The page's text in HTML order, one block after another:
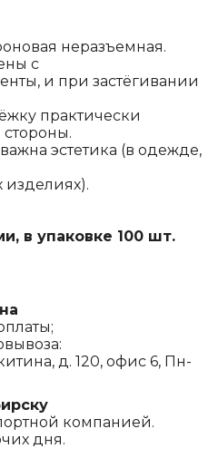
неразъемная.
с
и при застёгивании
практически
эстетика (в одежде,
изделиях).
в упаковке 100 шт.
д. 120, офис 6, Пн-
компанией.
дня.